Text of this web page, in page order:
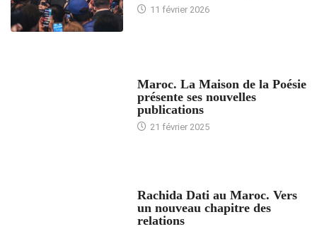
11 février 2026
Maroc. La Maison de la Poésie
présente ses nouvelles
publications
21 février 2025
Rachida Dati au Maroc. Vers
un nouveau chapitre des
relations